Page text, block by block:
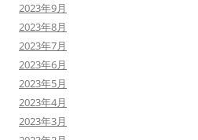
2023年9月
2023年8月
2023年7月
2023年6月
2023年5月
2023年4月
2023年3月